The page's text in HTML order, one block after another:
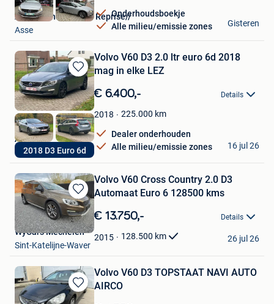
Onderhoudsboekje
Alle milieu/emissie zones
AUTO/Achat Vendre Reprise//
Asse
Gisteren
Bewaren
in
Mijn
Favorieten
2018 D3 Euro 6d
Volvo V60 D3 2.0 ltr euro 6d 2018
mag in elke LEZ
€ 6.400,- Details
2018 225.000 km
Dealer onderhouden
Alle milieu/emissie zones
Aʙ-Gᴇᴇʟ
Olen
16 jul 26
Bewaren
in
Mijn
Favorieten
Volvo V60 Cross Country 2.0 D3
Automaat Euro 6 128500 kms
€ 13.750,- Details
2015 128.500 km
WyCars Mechelen
Sint-Katelijne-Waver
26 jul 26
Bewaren
Volvo V60 D3 TOPSTAAT NAVI AUTO
AIRCO